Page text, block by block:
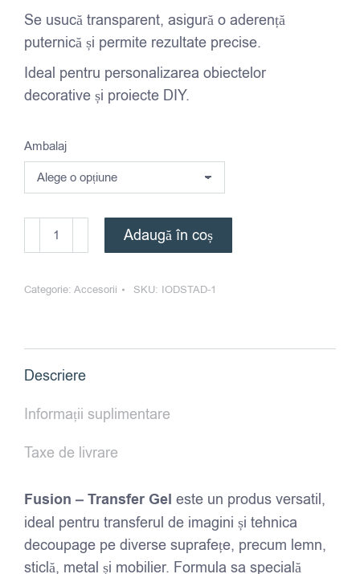
Se usucă transparent, asigură o aderență
puternică și permite rezultate precise.
Ideal pentru personalizarea obiectelor
decorative și proiecte DIY.
Ambalaj
Cantitate
Fusion
Transfer
Adaugă în coș
Categorie: Accesorii SKU: IODSTAD-1
Descriere
Informații suplimentare
Taxe de livrare
Fusion – Transfer Gel este un produs versatil,
ideal pentru transferul de imagini și tehnica
decoupage pe diverse suprafețe, precum lemn,
sticlă, metal și mobilier. Formula sa specială